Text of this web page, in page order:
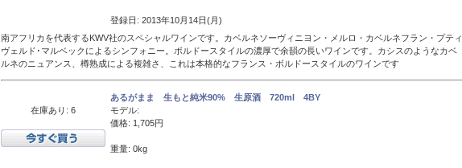
登録日: 2013年10月14日(月)
南アフリカを代表するKWV社のスペシャルワインです。カベルネソーヴィニヨン・メルロ・カベルネフラン・プティ
ヴェルド･マルベックによるシンフォニー。ボルドースタイルの濃厚で余韻の長いワインです。カシスのようなカベ
ルネのニュアンス、樽熟成による複雑さ、これは本格的なフランス・ボルドースタイルのワインです
在庫あり: 6
あるがまま 生もと純米90% 生原酒 720ml 4BY
モデル:
価格: 1,705円
重量: 0kg